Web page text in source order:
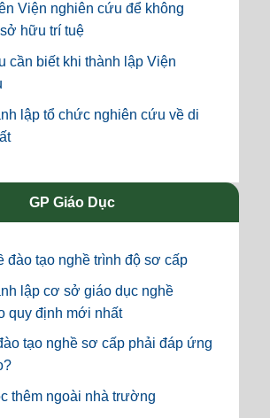
Viện nghiên cứu để không
hữu trí tuệ
cần biết khi thành lập Viện
lập tổ chức nghiên cứu về di
GP Giáo Dục
đào tạo nghề trình độ sơ cấp
lập cơ sở giáo dục nghề
quy định mới nhất
tạo nghề sơ cấp phải đáp ứng
thêm ngoài nhà trường